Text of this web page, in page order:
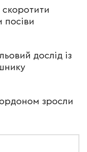
посіви
дослід із
кордоном зросли